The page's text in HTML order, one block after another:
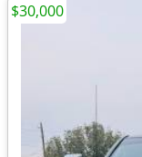
$30,000